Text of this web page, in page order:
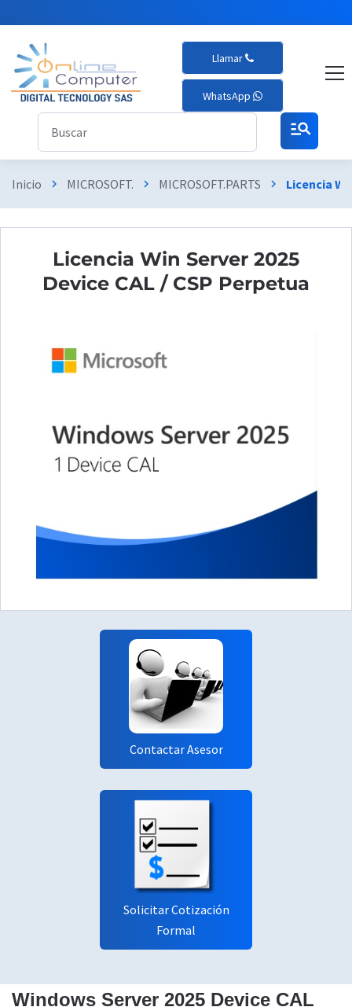
Llamar
WhatsApp
manage_search
Inicio chevron_right MICROSOFT. chevron_right MICROSOFT.PARTS chevron_right Licencia
Licencia Win Server 2025
Device CAL / CSP Perpetua
Contactar Asesor
Solicitar Cotización
Formal
Windows Server 2025 Device CAL